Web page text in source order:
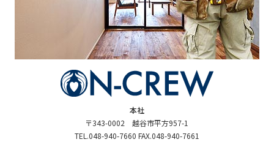
本社
〒343-0002 越谷市平方957-1
TEL.048-940-7660 FAX.048-940-7661